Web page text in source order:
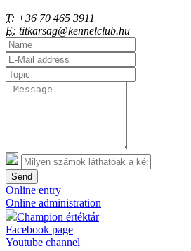
T: +36 70 465 3911
E: titkarsag@kennelclub.hu
Send
Online entry
Online administration
Champion értéktár
Facebook page
Youtube channel